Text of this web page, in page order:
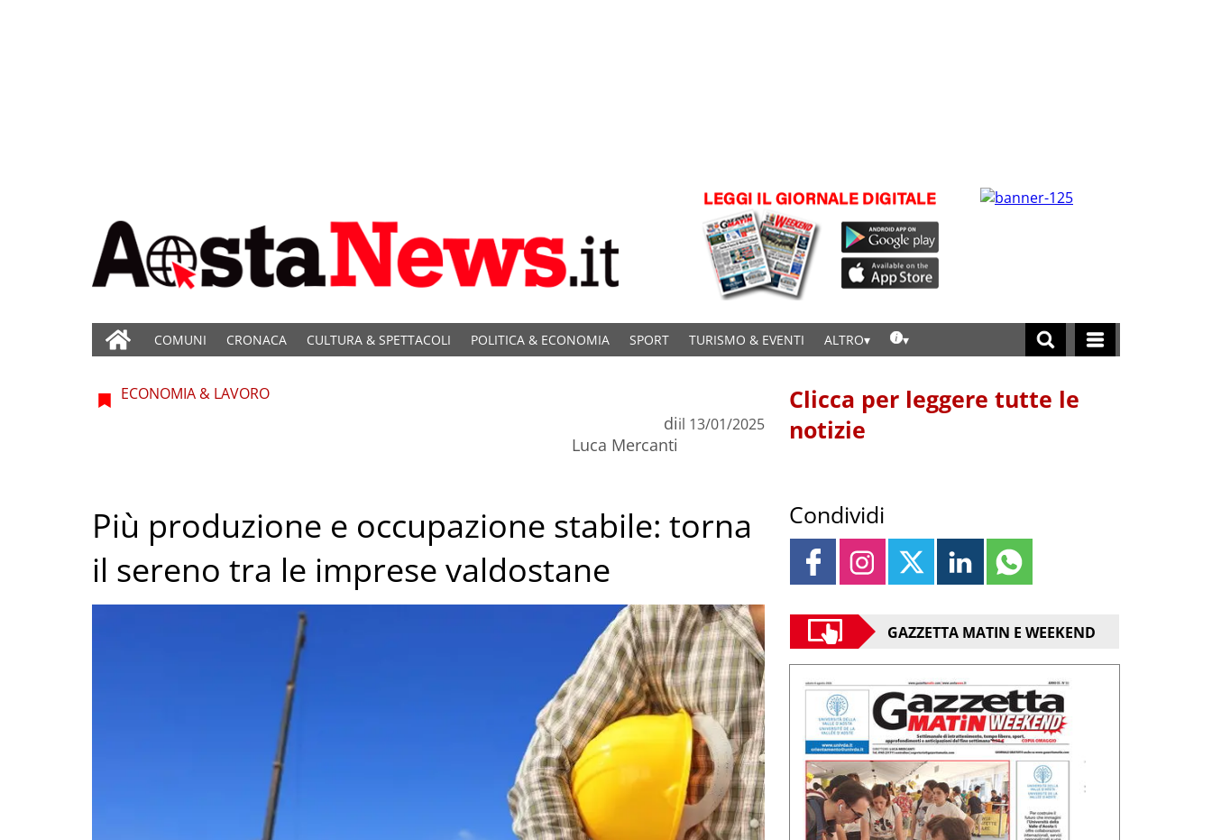
COMUNI CRONACA CULTURA & SPETTACOLI POLITICA & ECONOMIA SPORT TURISMO & EVENTI ALTRO
ECONOMIA & LAVORO
di
Luca Mercanti
il 13/01/2025
Più produzione e occupazione stabile: torna
il sereno tra le imprese valdostane
Clicca per leggere tutte le
notizie
Condividi
GAZZETTA MATIN E WEEKEND